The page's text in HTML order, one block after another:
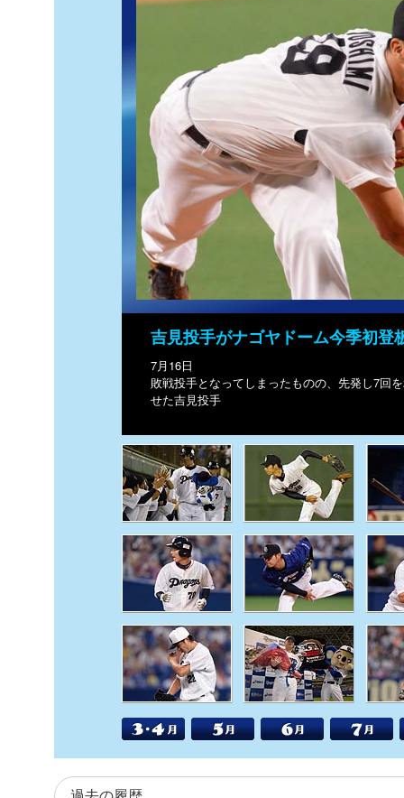
吉見投手がナゴヤドーム今季初登
7月16日
敗戦投手となってしまったものの、先発し7回
せた吉見投手